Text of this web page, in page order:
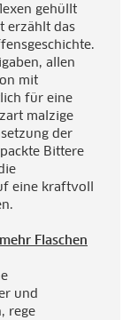
gehüllt
erzählt das
allen
mit
für eine
malzige
der
Bittere
eine kraftvoll
Flaschen
und
rege